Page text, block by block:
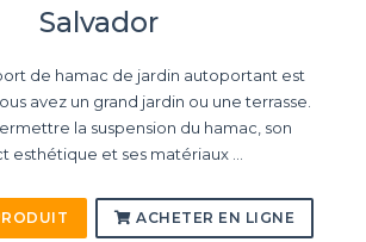
Salvador
de hamac de jardin autoportant est
avez un grand jardin ou une terrasse.
la suspension du hamac, son
esthétique et ses matériaux ...
ACHETER EN LIGNE